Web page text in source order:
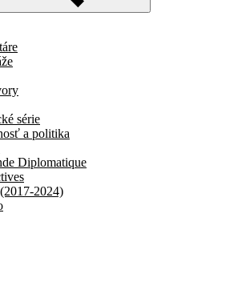
série
a politika
Diplomatique
2024)